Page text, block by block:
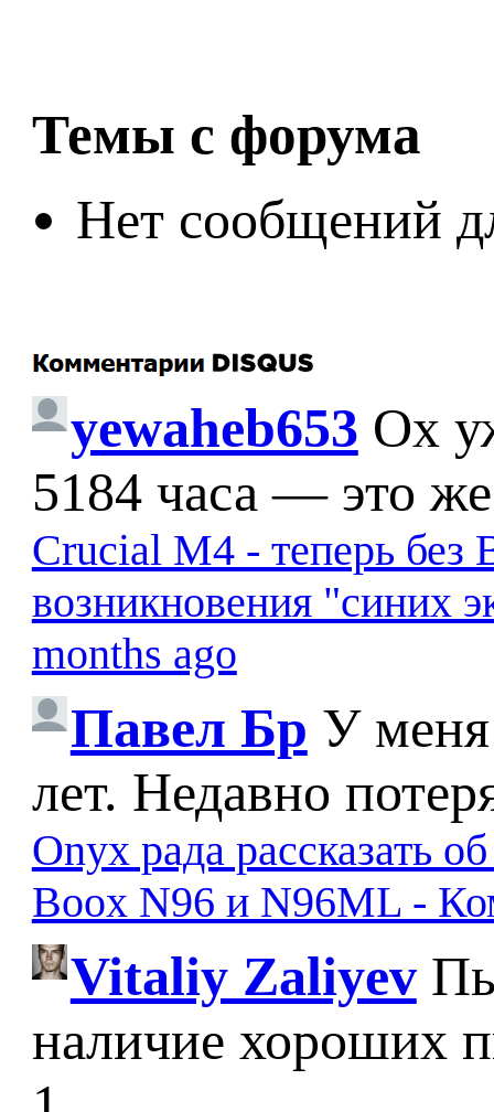
Темы с форума
Нет сообщений
yewaheb653 Ох
5184 часа — это
Crucial M4 - теперь без
возникновения "синих
months ago
Павел Бр У меня
лет. Недавно
Onyx рада рассказать
Boox N96 и N96ML -
Vitaliy Zaliyev
наличие хороших